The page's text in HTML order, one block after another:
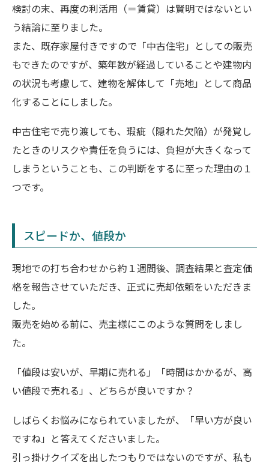
検討の末、再度の利活用（＝賃貸）は賢明ではないとい
う結論に至りました。
また、既存家屋付きですので「中古住宅」としての販売
もできたのですが、築年数が経過していることや建物内
の状況も考慮して、建物を解体して「売地」として商品
化することにしました。
中古住宅で売り渡しても、瑕疵（隠れた欠陥）が発覚し
たときのリスクや責任を負うには、負担が大きくなって
しまうということも、この判断をするに至った理由の１
つです。
スピードか、値段か
現地での打ち合わせから約１週間後、調査結果と査定価
格を報告させていただき、正式に売却依頼をいただきま
した。
販売を始める前に、売主様にこのような質問をしまし
た。
「値段は安いが、早期に売れる」「時間はかかるが、高
い値段で売れる」、どちらが良いですか？
しばらくお悩みになられていましたが、「早い方が良い
ですね」と答えてくださいました。
引っ掛けクイズを出したつもりではないのですが、私も